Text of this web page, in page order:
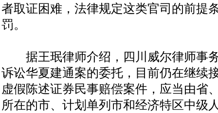
者取证困难，法律规定这类官司的前提
罚。
据王珉律师介绍，四川威尔律师事
诉讼华夏建通案的委托，目前仍在继续
虚假陈述证券民事赔偿案件，应当由省
所在的市、计划单列市和经济特区中级